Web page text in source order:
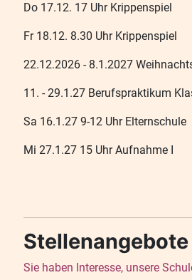
Do 17.12. 17 Uhr Krippenspiel
Fr 18.12. 8.30 Uhr Krippenspiel
22.12.2026 - 8.1.2027
11. - 29.1.27 Berufspraktikum
Sa 16.1.27 9-12 Uhr Elternschule
Mi 27.1.27 15 Uhr Aufnahme I
Stellenangebote
Sie haben Interesse, unsere